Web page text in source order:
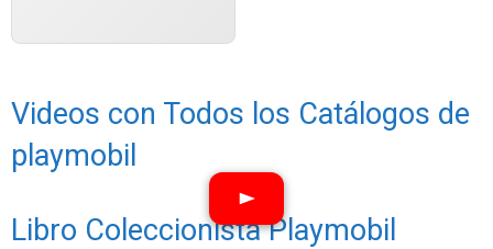
Videos con Todos los Catálogos de
playmobil
Libro Coleccionista Playmobil